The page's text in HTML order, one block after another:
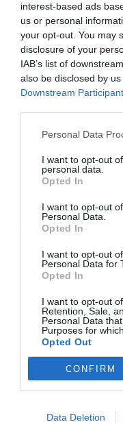
interest-based ads
us or personal
your opt-out. You may
disclosure of your
IAB’s list of
also be disclosed by
Downstream
Personal Data
I want to opt-out
personal data.
Opted In
I want to opt-out
Personal Data.
Opted In
I want to opt-out
Personal Data for
Opted In
I want to opt-out
Retention, Sale,
Personal Data
Purposes for
Opted Out
CONFIRM
Data Deletion
Πέντε εύκολοι
Android κινητό
Metallica: Χαμός
Newsγια
ενημέρωση!
ΒΛΑΝΤΙΜΙΡ
και την